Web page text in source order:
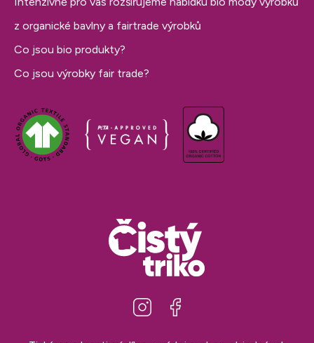
z organické bavlny a fairtrade výrobků
Co jsou bio produkty?
Co jsou výrobky fair trade?